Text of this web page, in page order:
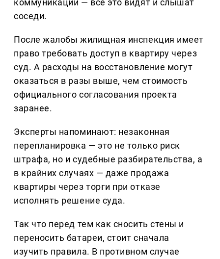
коммуникаций — все это видят и слышат
соседи.
После жалобы жилищная инспекция имеет
право требовать доступ в квартиру через
суд. А расходы на восстановление могут
оказаться в разы выше, чем стоимость
официального согласования проекта
заранее.
Эксперты напоминают: незаконная
перепланировка — это не только риск
штрафа, но и судебные разбирательства, а
в крайних случаях — даже продажа
квартиры через торги при отказе
исполнять решение суда.
Так что перед тем как сносить стены и
переносить батареи, стоит сначала
изучить правила. В противном случае